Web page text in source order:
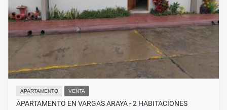
APARTAMENTO VENTA
APARTAMENTO EN VARGAS ARAYA - 2 HABITACIONES